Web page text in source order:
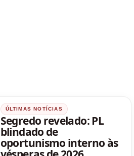
ÚLTIMAS NOTÍCIAS
Segredo revelado: PL
blindado de
oportunismo interno às